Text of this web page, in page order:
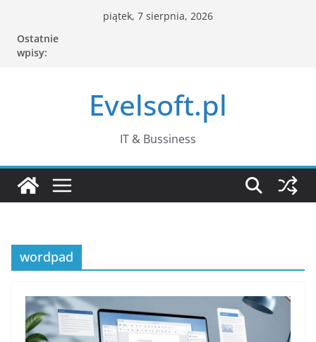
treści
piątek, 7 sierpnia, 2026
Ostatnie
wpisy:
Evelsoft.pl
IT & Bussiness
wordpad